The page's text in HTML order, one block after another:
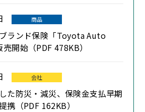
商品
ランド保険「Toyota Auto
開始（PDF 478KB）
会社
た防災・減災、保険金支払早期
携（PDF 162KB）